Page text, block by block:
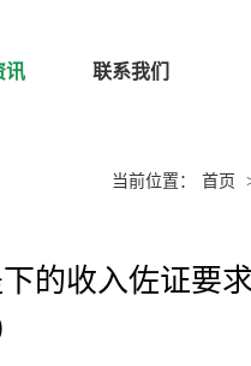
讯 联系我们
当前位置： 首页
的收入佐证要